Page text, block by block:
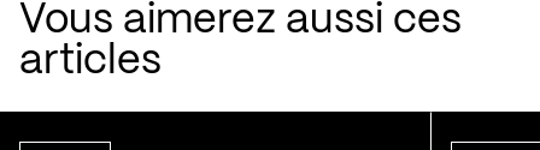
Vous aimerez aussi ces
articles